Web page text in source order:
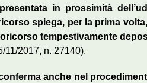
in prossimità
spiega, per la prima
tempestivamente
11/2017, n. 27140).
anche nel